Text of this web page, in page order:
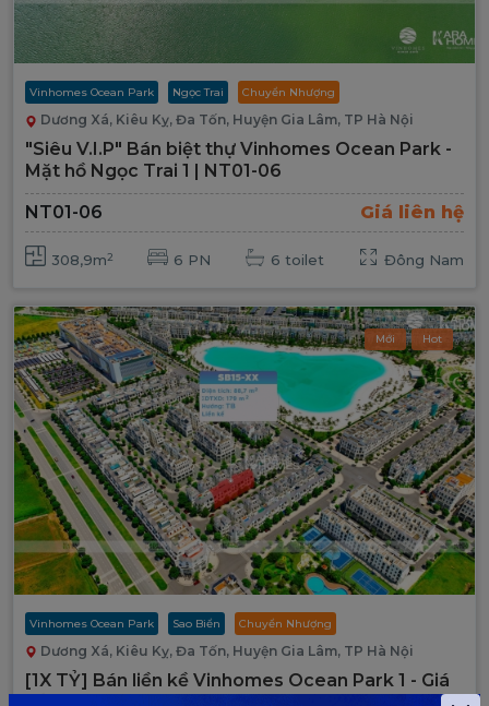
Vinhomes Ocean Park Ngọc Trai Chuyển Nhượng
Dương Xá, Kiêu Kỵ, Đa Tốn, Huyện Gia Lâm, TP Hà Nội
"Siêu V.I.P" Bán biệt thự Vinhomes Ocean Park -
Mặt hồ Ngọc Trai 1 | NT01-06
NT01-06
Giá liên hệ
308,9m2 6 PN 6 toilet Đông Nam
Mới Hot
Vinhomes Ocean Park Sao Biển Chuyển Nhượng
Dương Xá, Kiêu Kỵ, Đa Tốn, Huyện Gia Lâm, TP Hà Nội
[1X TỶ] Bán liền kề Vinhomes Ocean Park 1 - Giá